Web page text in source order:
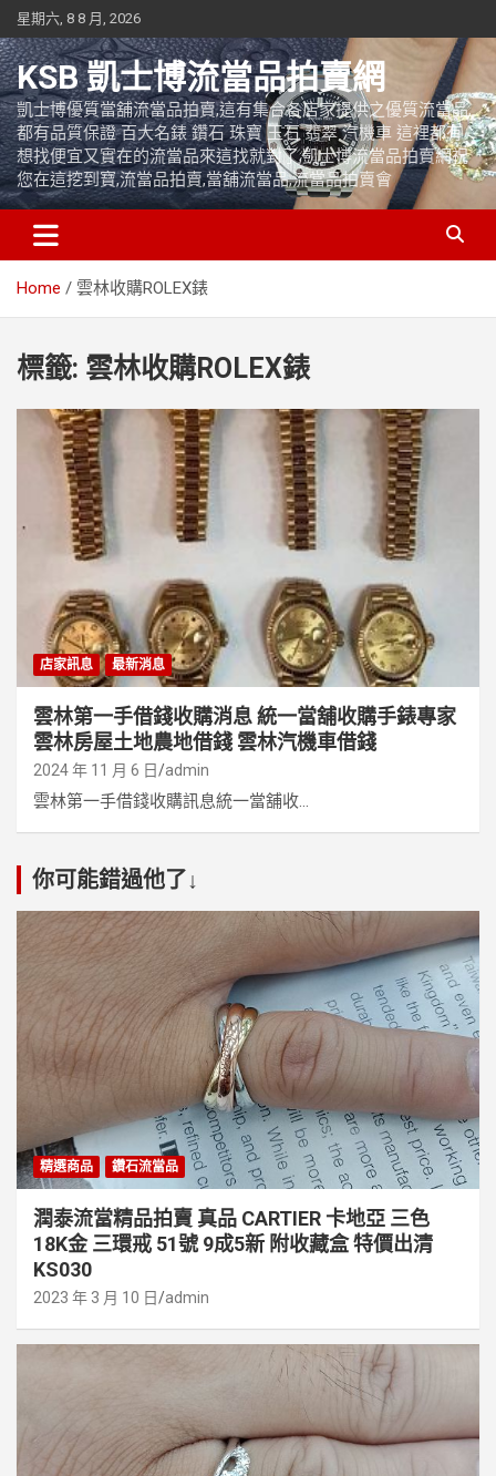
Skip
to
content
星期六, 8 8 月, 2026
KSB 凱士博流當品拍賣網
凱士博優質當舖流當品拍賣,這有集合各店家提供之優質流當品,
都有品質保證 百大名錶 鑽石 珠寶 玉石 翡翠 汽機車 這裡都有
想找便宜又實在的流當品來這找就對了,凱士博流當品拍賣網祝
您在這挖到寶,流當品拍賣,當舖流當品,流當品拍賣會
Home 雲林收購ROLEX錶
標籤: 雲林收購ROLEX錶
店家訊息 最新消息
雲林第一手借錢收購消息 統一當舖收購手錶專家
雲林房屋土地農地借錢 雲林汽機車借錢
2024 年 11 月 6 日 admin
雲林第一手借錢收購訊息統一當舖收...
你可能錯過他了↓
精選商品 鑽石流當品
潤泰流當精品拍賣 真品 CARTIER 卡地亞 三色
18K金 三環戒 51號 9成5新 附收藏盒 特價出清
KS030
2023 年 3 月 10 日 admin